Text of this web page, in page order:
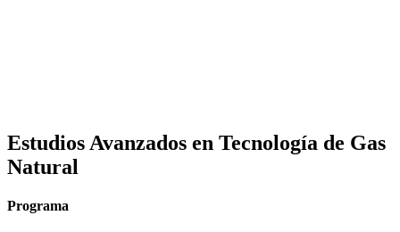
Estudios Avanzados en Tecnología de Gas
Natural
Programa